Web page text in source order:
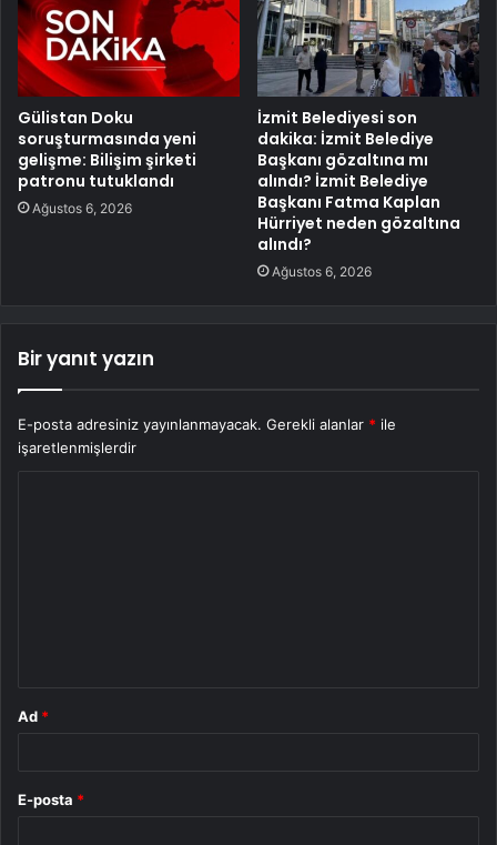
Gülistan Doku
soruşturmasında yeni
gelişme: Bilişim şirketi
patronu tutuklandı
Ağustos 6, 2026
İzmit Belediyesi son
dakika: İzmit Belediye
Başkanı gözaltına mı
alındı? İzmit Belediye
Başkanı Fatma Kaplan
Hürriyet neden gözaltına
alındı?
Ağustos 6, 2026
Bir yanıt yazın
E-posta adresiniz yayınlanmayacak. Gerekli alanlar * ile
işaretlenmişlerdir
Ad *
E-posta *